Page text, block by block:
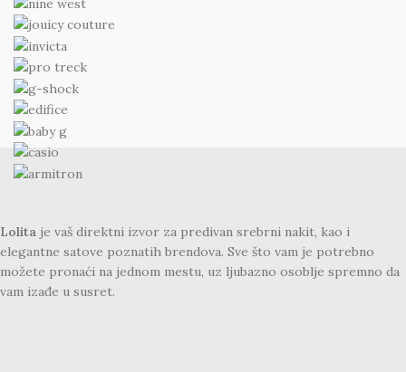
Lolita je vaš direktni izvor za predivan srebrni nakit, kao i
elegantne satove poznatih brendova. Sve što vam je potrebno
možete pronaći na jednom mestu, uz ljubazno osoblje spremno da
vam izađe u susret.